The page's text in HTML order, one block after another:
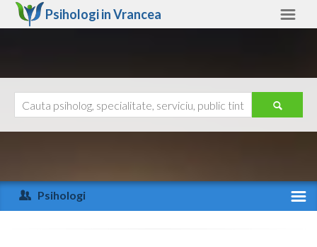
Psihologi inVrancea
Arad
Arges
Ajutor
Psihologi